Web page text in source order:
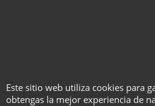
bolas de fuego.
Este sitio web utiliza cookies para
obtengas la mejor experiencia de